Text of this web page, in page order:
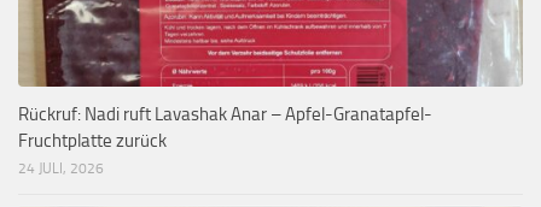
Rückruf: Nadi ruft Lavashak Anar – Apfel-Granatapfel-
Fruchtplatte zurück
24 JULI, 2026